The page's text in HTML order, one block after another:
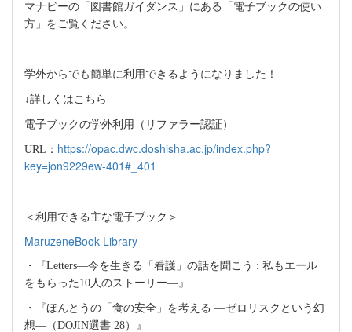
マナビーの「図書館ガイダンス」にある「電子ブックの使い
方」をご覧ください。
学外からでも簡単に利用できるようになりました！
↓詳しくはこちら
電子ブックの学外利用（リファラー認証）
URL ： https://opac.dwc.doshisha.ac.jp/index.php?
key=jon9229ew-401#_401
＜利用できる主な電子ブック＞
MaruzeneBook Library
・『Letters―今を生きる「看護」の話を聞こう : 私もエール
をもらった 10人のストーリー―』
・『ほんとうの「食の安全」を考える ―ゼロリスクという幻
想― （DOJIN選書 28）』